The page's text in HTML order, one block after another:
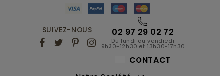
SUIVEZ-NOUS 02 97 29 02 72
Du lundi au vendredi
9h30-12h30 et 13h30-17h30
CONTACT